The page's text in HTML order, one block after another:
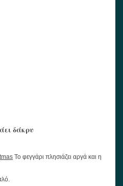
δάκρυ
To φεγγάρι πλησιάζει αργά και η